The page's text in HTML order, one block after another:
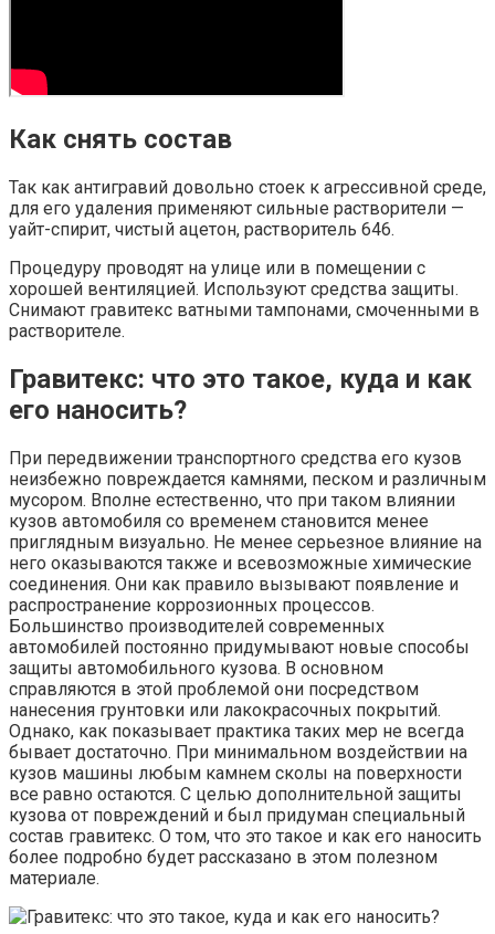
Как снять состав
Так как антигравий довольно стоек к агрессивной среде,
для его удаления применяют сильные растворители —
уайт-спирит, чистый ацетон, растворитель 646.
Процедуру проводят на улице или в помещении с
хорошей вентиляцией. Используют средства защиты.
Снимают гравитекс ватными тампонами, смоченными в
растворителе.
Гравитекс: что это такое, куда и как
его наносить?
При передвижении транспортного средства его кузов
неизбежно повреждается камнями, песком и различным
мусором. Вполне естественно, что при таком влиянии
кузов автомобиля со временем становится менее
приглядным визуально. Не менее серьезное влияние на
него оказываются также и всевозможные химические
соединения. Они как правило вызывают появление и
распространение коррозионных процессов.
Большинство производителей современных
автомобилей постоянно придумывают новые способы
защиты автомобильного кузова. В основном
справляются в этой проблемой они посредством
нанесения грунтовки или лакокрасочных покрытий.
Однако, как показывает практика таких мер не всегда
бывает достаточно. При минимальном воздействии на
кузов машины любым камнем сколы на поверхности
все равно остаются. С целью дополнительной защиты
кузова от повреждений и был придуман специальный
состав гравитекс. О том, что это такое и как его наносить
более подробно будет рассказано в этом полезном
материале.